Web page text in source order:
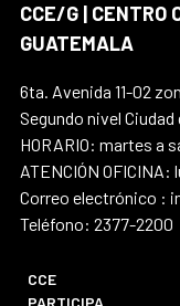
CCE/G | CENTRO
GUATEMALA
6ta. Avenida 11-02
Segundo nivel Ciudad
HORARIO: martes a
ATENCIÓN
Correo electrónico :
Teléfono: 2377-2200
CCE